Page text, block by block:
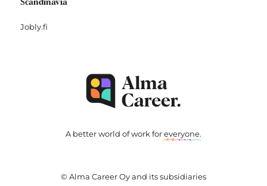
Scandinavia
Jobly.fi
A better world of work foreveryone.
© Alma Career Oy and its subsidiaries